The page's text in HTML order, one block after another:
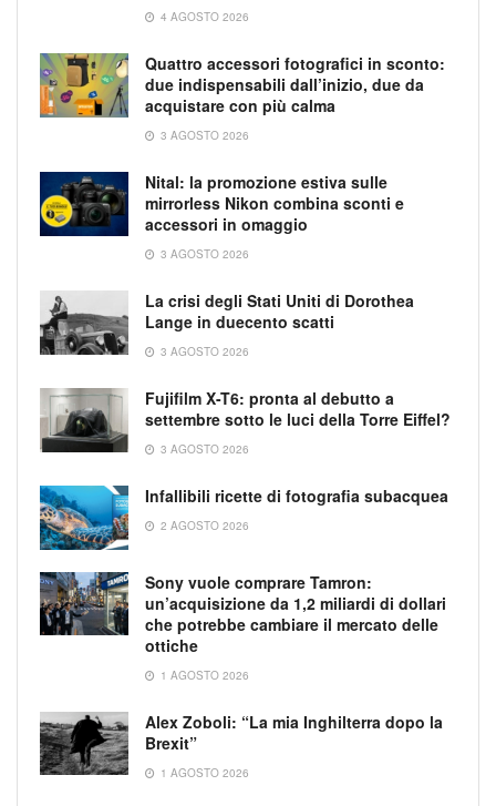
4 AGOSTO 2026
Quattro accessori fotografici in sconto:
due indispensabili dall’inizio, due da
acquistare con più calma
3 AGOSTO 2026
Nital: la promozione estiva sulle
mirrorless Nikon combina sconti e
accessori in omaggio
3 AGOSTO 2026
La crisi degli Stati Uniti di Dorothea
Lange in duecento scatti
3 AGOSTO 2026
Fujifilm X-T6: pronta al debutto a
settembre sotto le luci della Torre Eiffel?
3 AGOSTO 2026
Infallibili ricette di fotografia subacquea
2 AGOSTO 2026
Sony vuole comprare Tamron:
un’acquisizione da 1,2 miliardi di dollari
che potrebbe cambiare il mercato delle
ottiche
1 AGOSTO 2026
Alex Zoboli: “La mia Inghilterra dopo la
Brexit”
1 AGOSTO 2026